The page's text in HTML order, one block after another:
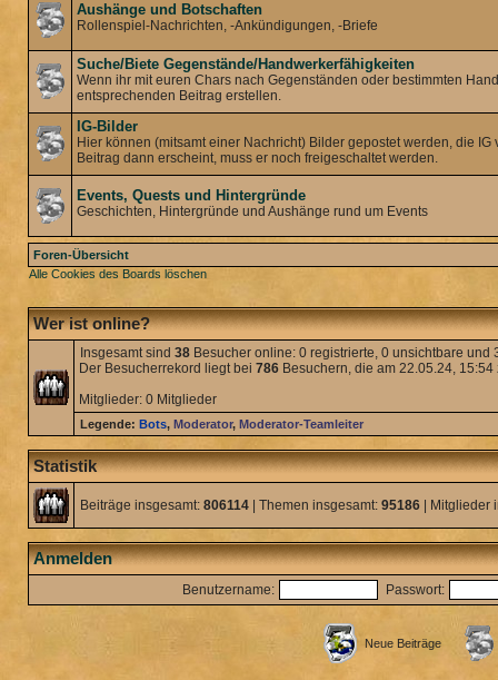
Aushänge und Botschaften
Rollenspiel-Nachrichten, -Ankündigungen, -Briefe
Suche/Biete Gegenstände/Handwerkerfähigkeiten
Wenn ihr mit euren Chars nach Gegenständen oder bestimmten
entsprechenden Beitrag erstellen.
IG-Bilder
Hier können (mitsamt einer Nachricht) Bilder gepostet werden, die
Beitrag dann erscheint, muss er noch freigeschaltet werden.
Events, Quests und Hintergründe
Geschichten, Hintergründe und Aushänge rund um Events
Foren-Übersicht
Alle Cookies des Boards löschen
Wer ist online?
Insgesamt sind 38 Besucher online: 0 registrierte, 0 unsichtbare
Der Besucherrekord liegt bei 786 Besuchern, die am 22.05.24,
Mitglieder: 0 Mitglieder
Legende: Bots, Moderator, Moderator-Teamleiter
Statistik
Beiträge insgesamt: 806114 | Themen insgesamt: 95186 | Mitglieder
Anmelden
Benutzername: Passwort:
Neue Beiträge